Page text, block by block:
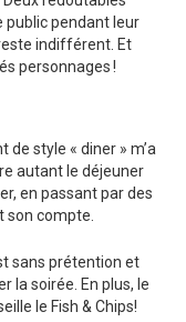
public pendant leur
indifférent. Et
personnages !
style « diner » m’a
autant le déjeuner
en passant par des
son compte.
sans prétention et
la soirée. En plus, le
le Fish & Chips!